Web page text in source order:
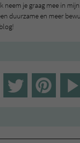
neem je graag mee in
duurzame en meer